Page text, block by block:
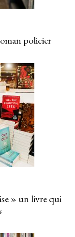
policier
» un livre qui